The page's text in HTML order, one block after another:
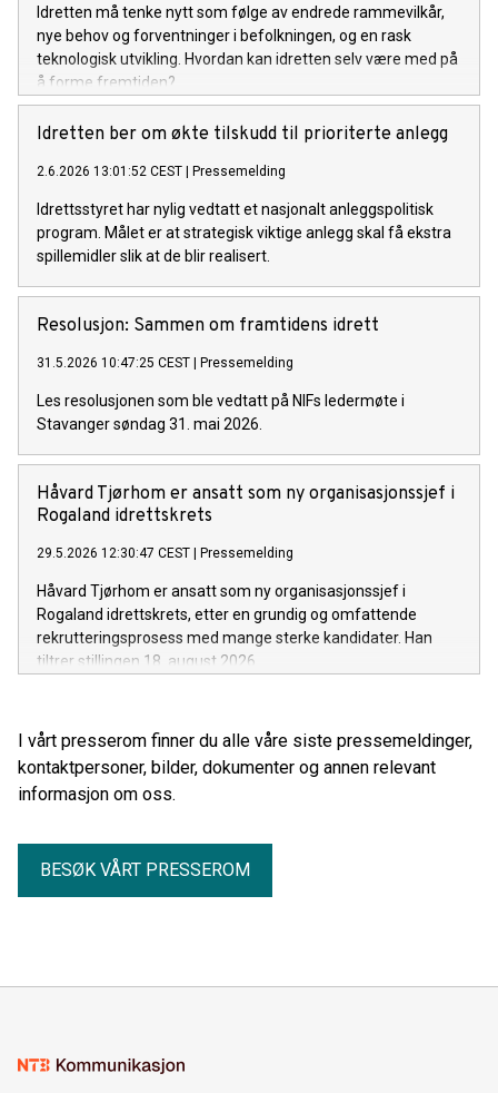
Idretten må tenke nytt som følge av endrede rammevilkår,
nye behov og forventninger i befolkningen, og en rask
teknologisk utvikling. Hvordan kan idretten selv være med på
å forme fremtiden?
Idretten ber om økte tilskudd til prioriterte anlegg
2.6.2026 13:01:52 CEST Pressemelding
Idrettsstyret har nylig vedtatt et nasjonalt anleggspolitisk
program. Målet er at strategisk viktige anlegg skal få ekstra
spillemidler slik at de blir realisert.
Resolusjon: Sammen om framtidens idrett
31.5.2026 10:47:25 CEST Pressemelding
Les resolusjonen som ble vedtatt på NIFs ledermøte i
Stavanger søndag 31. mai 2026.
Håvard Tjørhom er ansatt som ny organisasjonssjef i
Rogaland idrettskrets
29.5.2026 12:30:47 CEST Pressemelding
Håvard Tjørhom er ansatt som ny organisasjonssjef i
Rogaland idrettskrets, etter en grundig og omfattende
rekrutteringsprosess med mange sterke kandidater. Han
tiltrer stillingen 18. august 2026.
I vårt presserom finner du alle våre siste pressemeldinger,
kontaktpersoner, bilder, dokumenter og annen relevant
informasjon om oss.
BESØK VÅRT PRESSEROM